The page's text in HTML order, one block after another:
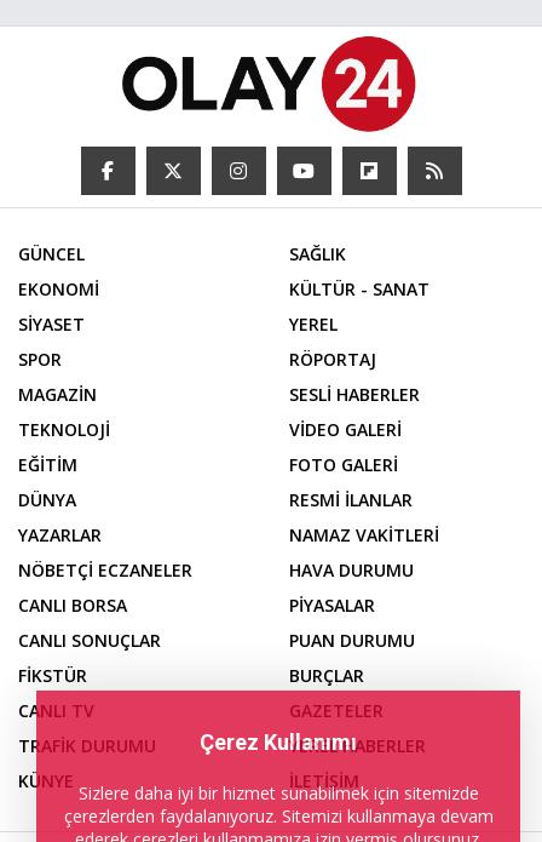
GÜNCEL
EKONOMİ
SİYASET
SPOR
MAGAZİN
TEKNOLOJİ
EĞİTİM
DÜNYA
SAĞLIK
KÜLTÜR - SANAT
YEREL
RÖPORTAJ
SESLİ HABERLER
VİDEO GALERİ
FOTO GALERİ
RESMİ İLANLAR
YAZARLAR
NÖBETÇİ ECZANELER
CANLI BORSA
CANLI SONUÇLAR
FİKSTÜR
CANLI TV
TRAFİK DURUMU
KÜNYE
NAMAZ VAKİTLERİ
HAVA DURUMU
PİYASALAR
PUAN DURUMU
BURÇLAR
GAZETELER
YEREL HABERLER
İLETİŞİM
Çerez Kullanımı
Sizlere daha iyi bir hizmet sunabilmek için sitemizde
çerezlerden faydalanıyoruz. Sitemizi kullanmaya devam